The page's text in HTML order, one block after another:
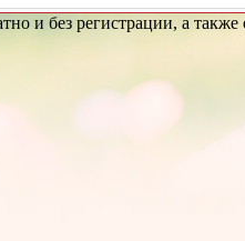
и без регистрации, а